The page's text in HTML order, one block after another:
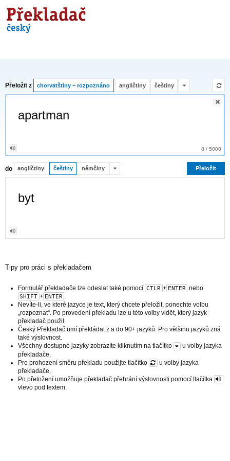
Překladač
Přeložit z chorvatštiny – rozpoznáno angličtiny češtiny
8 / 5000
do angličtiny češtiny němčiny Přeložit
byt
Tipy pro práci s překladačem
Formulář překladače lze odeslat také pomocí CTLR + ENTER nebo
SHIFT + ENTER .
Nevíte-li, ve které jazyce je text, který chcete přeložit, ponechte volbu
„rozpoznat“. Po provedení překladu lze u této volby vidět, který jazyk
překladač použil.
Český Překladač umí překládat z a do 90+ jazyků. Pro většinu jazyků zná
také výslovnost.
Všechny dostupné jazyky zobrazíte kliknutím na tlačítko
u volby jazyka
překladače.
Pro prohození směru překladu použijte tlačítko
u volby jazyka
překladače.
Po přeložení umožňuje překladač přehrání výslovnosti pomocí tlačítka
vlevo pod textem.